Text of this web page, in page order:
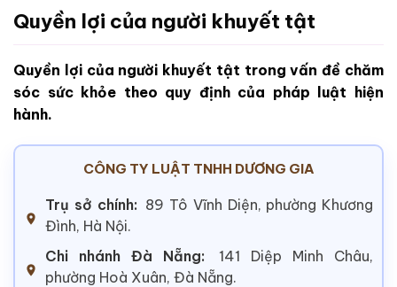
Quyền lợi của người khuyết tật
Quyền lợi của người khuyết tật trong vấn đề chăm
sóc sức khỏe theo quy định của pháp luật hiện
hành.
CÔNG TY LUẬT TNHH DƯƠNG GIA
Trụ sở chính: 89 Tô Vĩnh Diện, phường Khương
Đình, Hà Nội.
Chi nhánh Đà Nẵng:
141 Diệp Minh Châu,
phường Hoà Xuân, Đà Nẵng.